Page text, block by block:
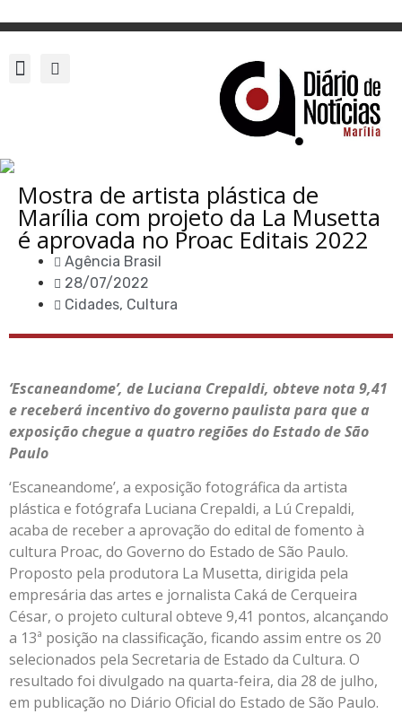
Mostra de artista plástica de
Marília com projeto da La Musetta
é aprovada no Proac Editais 2022
Agência Brasil
28/07/2022
Cidades, Cultura
‘Escaneandome’, de Luciana Crepaldi, obteve nota 9,41
e receberá incentivo do governo paulista para que a
exposição chegue a quatro regiões do Estado de São
Paulo
‘Escaneandome’, a exposição fotográfica da artista
plástica e fotógrafa Luciana Crepaldi, a Lú Crepaldi,
acaba de receber a aprovação do edital de fomento à
cultura Proac, do Governo do Estado de São Paulo.
Proposto pela produtora La Musetta, dirigida pela
empresária das artes e jornalista Caká de Cerqueira
César, o projeto cultural obteve 9,41 pontos, alcançando
a 13ª posição na classificação, ficando assim entre os 20
selecionados pela Secretaria de Estado da Cultura. O
resultado foi divulgado na quarta-feira, dia 28 de julho,
em publicação no Diário Oficial do Estado de São Paulo.